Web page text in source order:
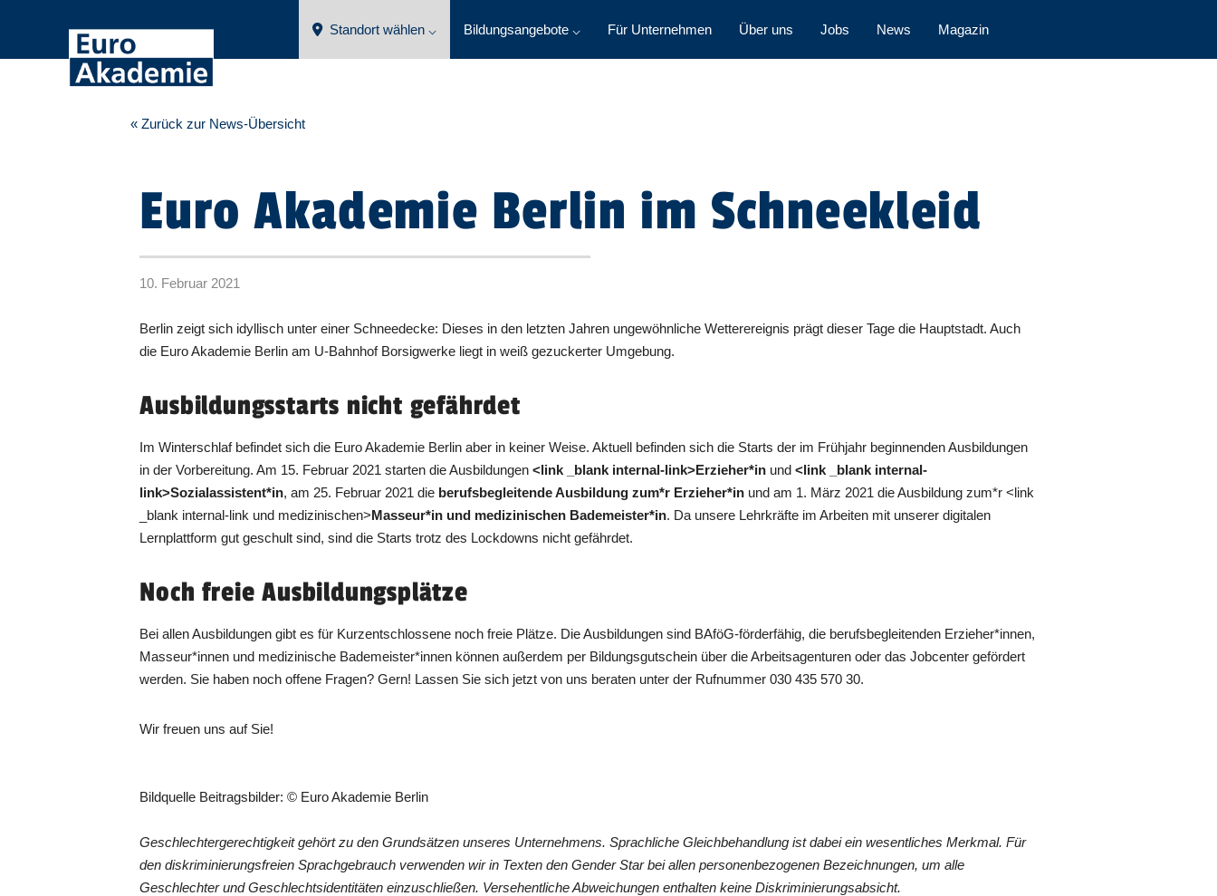
Standort wählen ⌵ Bildungsangebote ⌵ Für Unternehmen Über uns Jobs News Magazin
« Zurück zur News-Übersicht
Euro Akademie Berlin im Schneekleid
10. Februar 2021
Berlin zeigt sich idyllisch unter einer Schneedecke: Dieses in den letzten Jahren ungewöhnliche Wetterereignis prägt dieser Tage die Hauptstadt. Auch
die Euro Akademie Berlin am U-Bahnhof Borsigwerke liegt in weiß gezuckerter Umgebung.
Ausbildungsstarts nicht gefährdet
Im Winterschlaf befindet sich die Euro Akademie Berlin aber in keiner Weise. Aktuell befinden sich die Starts der im Frühjahr beginnenden Ausbildungen
in der Vorbereitung. Am 15. Februar 2021 starten die Ausbildungen<link _blank internal-link>Erzieher*in und<link _blank internal-
link>Sozialassistent*in, am 25. Februar 2021 die berufsbegleitende Ausbildung zum*r Erzieher*in und am 1. März 2021 die Ausbildung zum*r <link
_blank internal-link und medizinischen>Masseur*in und medizinischen Bademeister*in. Da unsere Lehrkräfte im Arbeiten mit unserer digitalen
Lernplattform gut geschult sind, sind die Starts trotz des Lockdowns nicht gefährdet.
Noch freie Ausbildungsplätze
Bei allen Ausbildungen gibt es für Kurzentschlossene noch freie Plätze. Die Ausbildungen sind BAföG-förderfähig, die berufsbegleitenden Erzieher*innen,
Masseur*innen und medizinische Bademeister*innen können außerdem per Bildungsgutschein über die Arbeitsagenturen oder das Jobcenter gefördert
werden. Sie haben noch offene Fragen? Gern! Lassen Sie sich jetzt von uns beraten unter der Rufnummer 030 435 570 30.
Wir freuen uns auf Sie!
Bildquelle Beitragsbilder: © Euro Akademie Berlin
Geschlechtergerechtigkeit gehört zu den Grundsätzen unseres Unternehmens. Sprachliche Gleichbehandlung ist dabei ein wesentliches Merkmal. Für
den diskriminierungsfreien Sprachgebrauch verwenden wir in Texten den Gender Star bei allen personenbezogenen Bezeichnungen, um alle
Geschlechter und Geschlechtsidentitäten einzuschließen. Versehentliche Abweichungen enthalten keine Diskriminierungsabsicht.